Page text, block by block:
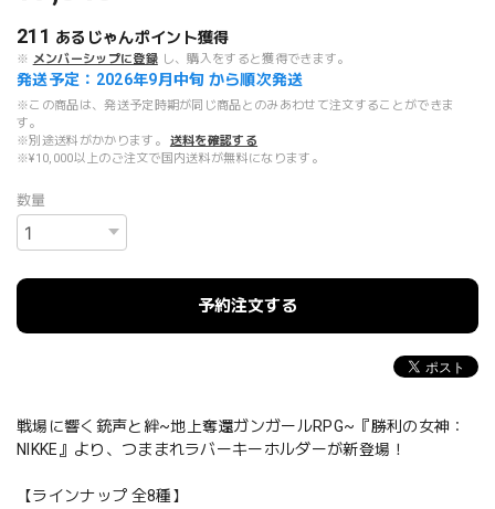
211 あるじゃんポイント獲得
※ メンバーシップに登録 し、購入をすると獲得できます。
発送予定：2026年9月中旬 から順次発送
※この商品は、発送予定時期が同じ商品とのみあわせて注文することができま
す。
※別途送料がかかります。
送料を確認する
※¥10,000以上のご注文で国内送料が無料になります。
数量
予約注文する
戦場に響く銃声と絆~地上奪還ガンガールRPG~『勝利の女神：
NIKKE』より、つままれラバーキーホルダーが新登場！
【ラインナップ 全8種】